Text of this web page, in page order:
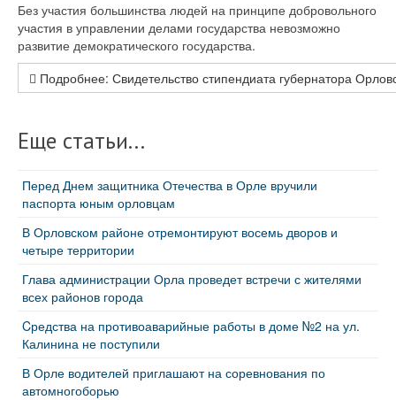
Без участия большинства людей на принципе добровольного
участия в управлении делами государства невозможно
развитие демократического государства.
Подробнее: Свидетельство стипендиата губернатора
Еще статьи...
Перед Днем защитника Отечества в Орле вручили
паспорта юным орловцам
В Орловском районе отремонтируют восемь дворов и
четыре территории
Глава администрации Орла проведет встречи с жителями
всех районов города
Cредства на противоаварийные работы в доме №2 на ул.
Калинина не поступили
В Орле водителей приглашают на соревнования по
автомногоборью